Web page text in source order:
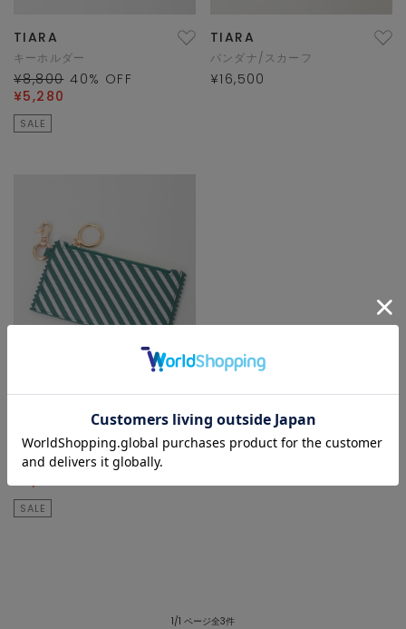
TIARA
キーホルダー
¥8,800 40% OFF
¥5,280
SALE
TIARA
バンダナ/スカーフ
¥16,500
キーホルダー
¥8,800 40% OFF
SALE
1/1 ページ全3件